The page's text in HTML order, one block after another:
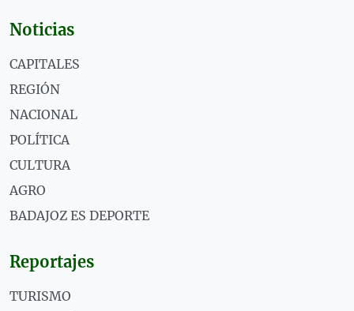
Noticias
CAPITALES
REGIÓN
NACIONAL
POLÍTICA
CULTURA
AGRO
BADAJOZ ES DEPORTE
Reportajes
TURISMO